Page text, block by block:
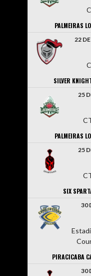
PALMEIRAS
22
SILVER
25
PALMEIRAS
25
SIX
30
PIRACICABA
30